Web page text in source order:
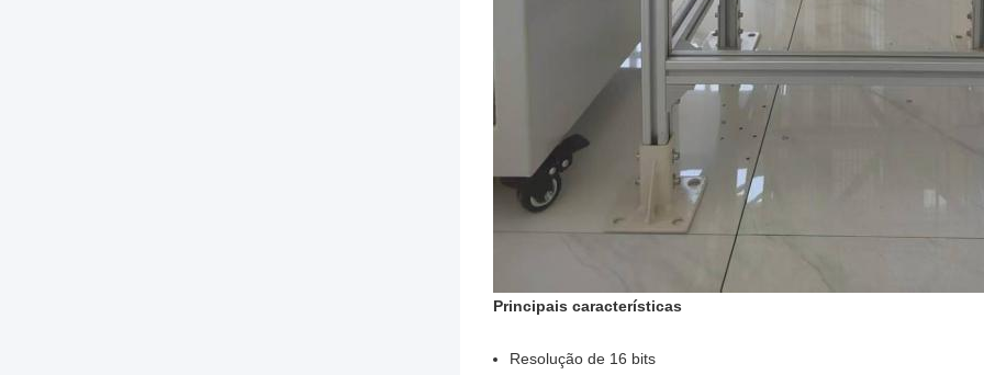
Principais características
Resolução de 16 bits